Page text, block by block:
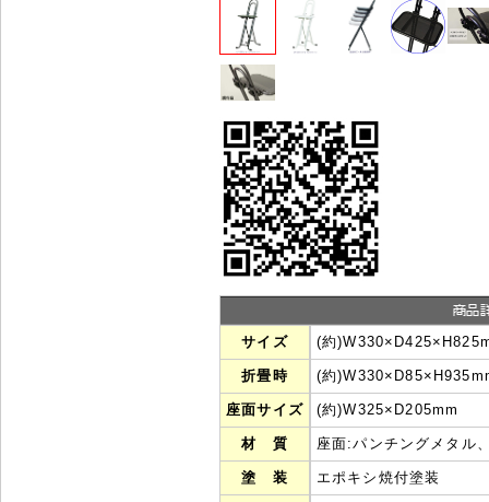
サイズ (約
折畳時 (約
座面サイズ (約)W325×D205mm
材 質 座面:パンチングメタル
塗 装 エポキシ焼付塗装